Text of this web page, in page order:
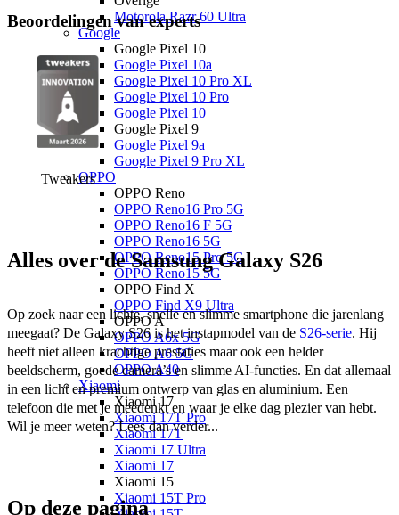
Motorola Razr 60 Ultra
Google
Google Pixel 10
Google Pixel 10a
Google Pixel 10 Pro XL
Google Pixel 10 Pro
Google Pixel 10
Google Pixel 9
Google Pixel 9a
Google Pixel 9 Pro XL
OPPO
OPPO Reno
OPPO Reno16 Pro 5G
OPPO Reno16 F 5G
OPPO Reno16 5G
OPPO Reno15 Pro 5G
OPPO Reno15 5G
OPPO Find X
OPPO Find X9 Ultra
OPPO A
OPPO A6x 5G
OPPO A6 5G
OPPO A40
Xiaomi
Xiaomi 17
Xiaomi 17T Pro
Xiaomi 17T
Xiaomi 17 Ultra
Xiaomi 17
Xiaomi 15
Xiaomi 15T Pro
Beoordelingen van experts
Tweakers
Alles over de Samsung Galaxy S26
Op zoek naar een lichte, snelle en slimme smartphone die jarenlang
meegaat? De Galaxy S26 is het instapmodel van de S26-serie. Hij
heeft niet alleen krachtige prestaties maar ook een helder
beeldscherm, goede camera’s en slimme AI-functies. En dat allemaal
in een licht en premium ontwerp van glas en aluminium. Een
telefoon die met je meedenkt en waar je elke dag plezier van hebt.
Wil je meer weten? Lees dan verder...
Op deze pagina